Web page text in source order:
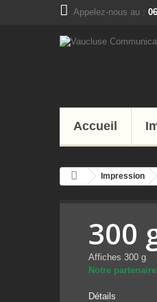
Appelez-nous au :
Accueil
Impression
300
Affiches 300 g
Notre
Détails